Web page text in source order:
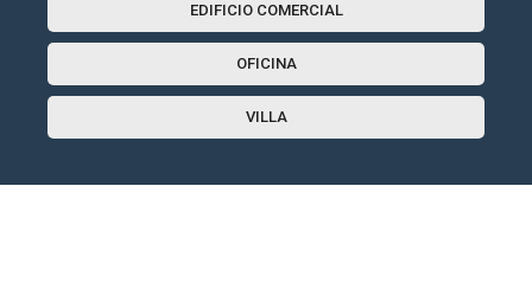
EDIFICIO COMERCIAL
OFICINA
VILLA